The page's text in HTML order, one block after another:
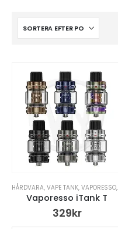
HÅRDVARA, VAPE TANK, VAPORESSO,
Vaporesso iTank T
329kr